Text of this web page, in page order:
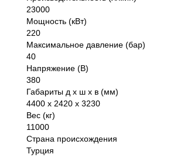
23000
Мощность (кВт)
220
Максимальное давление (бар)
40
Напряжение (В)
380
Габариты д х ш х в (мм)
4400 х 2420 х 3230
Вес (кг)
11000
Страна происхождения
Турция